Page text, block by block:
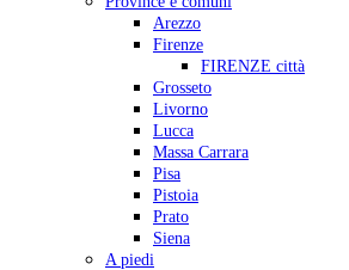
Arezzo
Firenze
FIRENZE città
Grosseto
Livorno
Lucca
Massa Carrara
Pisa
Pistoia
Prato
Siena
A piedi